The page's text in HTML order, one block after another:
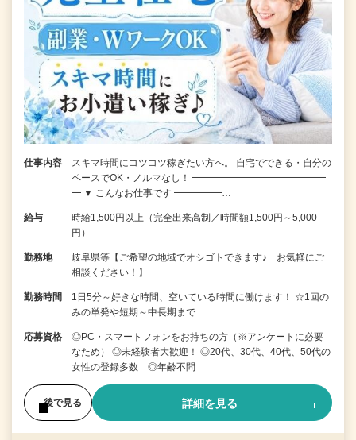
仕事内容
スキマ時間にコツコツ稼ぎたい方へ。 自宅でできる・自分の
ペースでOK・ノルマなし！ ━━━━━━━━━━━━━━
━ ▼ こんなお仕事です ━━━━━…
給与
時給1,500円以上（完全出来高制／時間額1,500円～5,000
円）
勤務地
岐阜県等【ご希望の地域でオシゴトできます♪ お気軽にご
相談ください！】
勤務時間
1日5分～好きな時間、空いている時間に働けます！ ☆1回の
みの単発や短期～中長期まで…
応募資格
◎PC・スマートフォンをお持ちの方（※アンケートに必要
なため） ◎未経験者大歓迎！ ◎20代、30代、40代、50代の
女性の登録多数 ◎年齢不問
後で見る 詳細を見る